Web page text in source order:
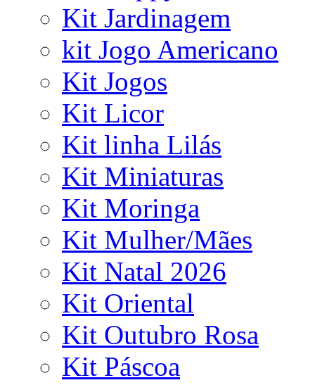
Kit Jardinagem
kit Jogo Americano
Kit Jogos
Kit Licor
Kit linha Lilás
Kit Miniaturas
Kit Moringa
Kit Mulher/Mães
Kit Natal 2026
Kit Oriental
Kit Outubro Rosa
Kit Páscoa